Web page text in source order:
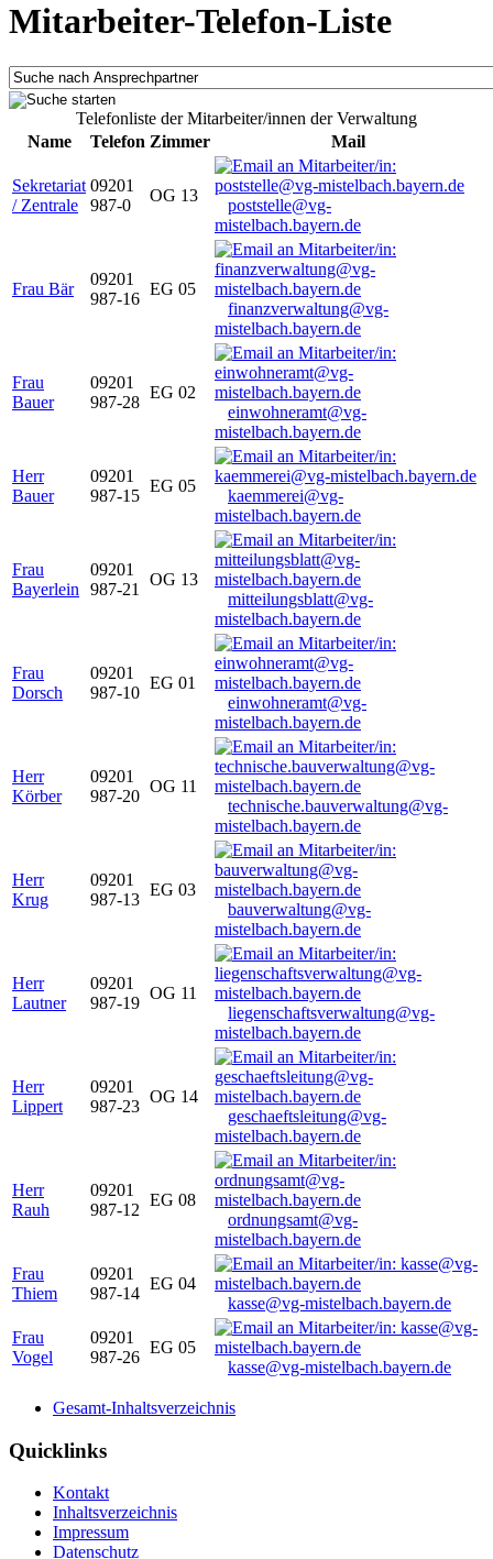
Mitarbeiter-Telefon-Liste
Telefonliste der Mitarbeiter/innen der Verwaltung
Name
Telefon Zimmer Mail
Sekretariat
/ Zentrale
09201
987-0
OG 13
poststelle@vg-
mistelbach.bayern.de
Frau Bär
09201
987-16
EG 05
finanzverwaltung@vg-
mistelbach.bayern.de
Frau
Bauer
09201
987-28
EG 02
einwohneramt@vg-
mistelbach.bayern.de
Herr
Bauer
09201
987-15
EG 05
kaemmerei@vg-
mistelbach.bayern.de
Frau
Bayerlein
09201
987-21
OG 13
mitteilungsblatt@vg-
mistelbach.bayern.de
Frau
Dorsch
09201
987-10
EG 01
einwohneramt@vg-
mistelbach.bayern.de
Herr
Körber
09201
987-20
OG 11
technische.bauverwaltung@vg-
mistelbach.bayern.de
Herr
Krug
09201
987-13
EG 03
bauverwaltung@vg-
mistelbach.bayern.de
Herr
Lautner
09201
987-19
OG 11
liegenschaftsverwaltung@vg-
mistelbach.bayern.de
Herr
Lippert
09201
987-23
OG 14
geschaeftsleitung@vg-
mistelbach.bayern.de
Herr
Rauh
09201
987-12
EG 08
ordnungsamt@vg-
mistelbach.bayern.de
Frau
Thiem
09201
987-14
EG 04
kasse@vg-mistelbach.bayern.de
Frau
Vogel
09201
987-26
EG 05
kasse@vg-mistelbach.bayern.de
Gesamt-Inhaltsverzeichnis
Quicklinks
Kontakt
Inhaltsverzeichnis
Impressum
Datenschutz